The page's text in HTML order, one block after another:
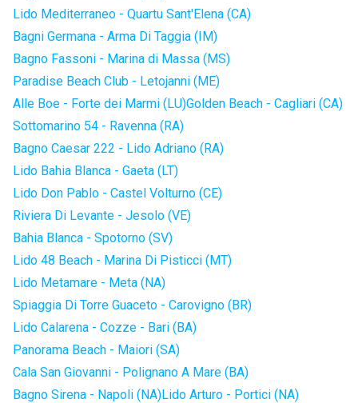
Lido Mediterraneo - Quartu Sant'Elena (CA)
Bagni Germana - Arma Di Taggia (IM)
Bagno Fassoni - Marina di Massa (MS)
Paradise Beach Club - Letojanni (ME)
Alle Boe - Forte dei Marmi (LU)Golden Beach - Cagliari (CA)
Sottomarino 54 - Ravenna (RA)
Bagno Caesar 222 - Lido Adriano (RA)
Lido Bahia Blanca - Gaeta (LT)
Lido Don Pablo - Castel Volturno (CE)
Riviera Di Levante - Jesolo (VE)
Bahia Blanca - Spotorno (SV)
Lido 48 Beach - Marina Di Pisticci (MT)
Lido Metamare - Meta (NA)
Spiaggia Di Torre Guaceto - Carovigno (BR)
Lido Calarena - Cozze - Bari (BA)
Panorama Beach - Maiori (SA)
Cala San Giovanni - Polignano A Mare (BA)
Bagno Sirena - Napoli (NA)Lido Arturo - Portici (NA)